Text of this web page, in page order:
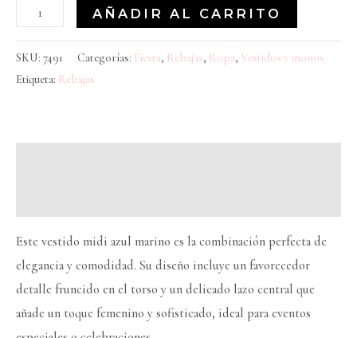
AÑADIR AL CARRITO
SKU: 7491 Categorías: Fiesta, Rebajas, Ropa, Vestidos y monos
Etiqueta: Rebajas
Este vestido midi azul marino es la combinación perfecta de
elegancia y comodidad. Su diseño incluye un favorecedor
detalle fruncido en el torso y un delicado lazo central que
añade un toque femenino y sofisticado, ideal para eventos